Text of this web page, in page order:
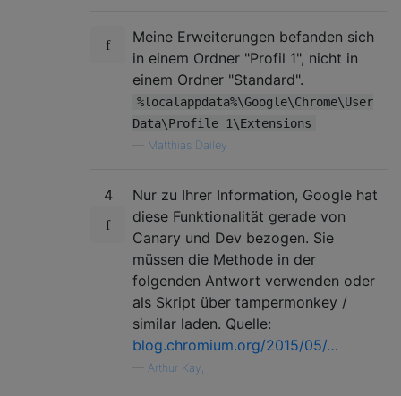
Meine Erweiterungen befanden sich
in einem Ordner "Profil 1", nicht in
einem Ordner "Standard".
%localappdata%\Google\Chrome\User
Data\Profile 1\Extensions
Matthias Dailey
4
Nur zu Ihrer Information, Google hat
diese Funktionalität gerade von
Canary und Dev bezogen. Sie
müssen die Methode in der
folgenden Antwort verwenden oder
als Skript über tampermonkey /
similar laden. Quelle:
blog.chromium.org/2015/05/…
Arthur Kay,